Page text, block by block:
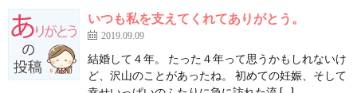
いつも私を支えてくれてありがとう。
2019.09.09
結婚して４年。 たった４年って思うかもしれないけ
ど、沢山のことがあったね。 初めての妊娠、そして